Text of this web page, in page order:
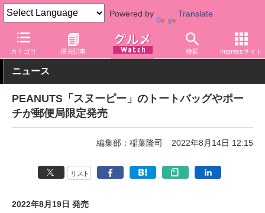
Powered by Translate
カテゴリ 過去記事 検索 Impressサイト
グルメ Watch 関連商品 グッズ
ニュース
PEANUTS「スヌーピー」のトートバッグやポー
チが郵便局限定発売
編集部：稲葉隆司 2022年8月14日 12:15
リスト
2022年8月19日 発売